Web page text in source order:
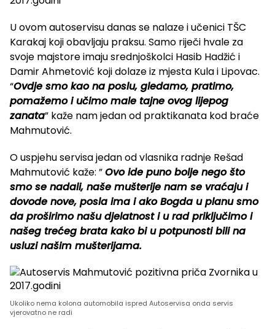
U ovom autoservisu danas se nalaze i učenici TŠC
Karakaj koji obavljaju praksu. Samo riječi hvale za
svoje majstore imaju srednjoškolci Hasib Hadžić i
Damir Ahmetović koji dolaze iz mjesta Kula i Lipovac.
“Ovdje smo kao na poslu, gledamo, pratimo,
pomažemo i učimo male tajne ovog lijepog
zanata” kaže nam jedan od praktikanata kod braće
Mahmutović.
O uspjehu servisa jedan od vlasnika radnje Rešad
Mahmutović kaže: ”Ovo ide puno bolje nego što
smo se nadali, naše mušterije nam se vraćaju i
dovode nove, posla ima i ako Bogda u planu smo
da proširimo našu djelatnost i u rad priključimo i
našeg trećeg brata kako bi u potpunosti bili na
usluzi našim mušterijama.
Ukoliko nema kolona automobila ispred Autoservisa onda servis
vjerovatno ne radi